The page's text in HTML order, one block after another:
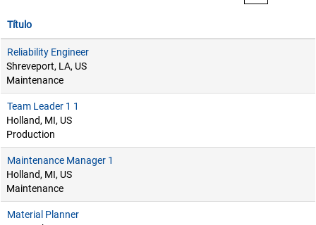
Título
Reliability Engineer
Shreveport, LA, US
Maintenance
Team Leader 1 1
Holland, MI, US
Production
Maintenance Manager 1
Holland, MI, US
Maintenance
Material Planner